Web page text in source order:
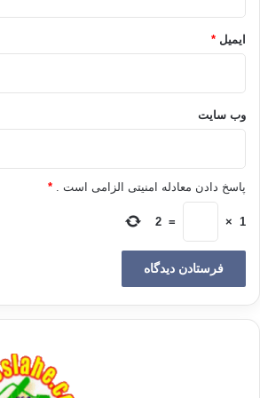
معيار عيني، در دنياي مردم، حاضر و زنده اند!».
اين در باره زنده بودن شهيد در دنياي مردم… و اما
صحيح از پيامبر خدا (ص) استناد مي كنيم:
«أَرواحُهُم في جَوْفِ طَيْرٍ خُضْرٍ، لَها قَناديلُ مُعَلَّقَةٌ
شاءَتْ، ثُمَُّ تَأْوي إلي تِلْكَ الْقناديلِ. فَاطَّلَعَ الَيْهِمْ
شَيْئاً؟ قالوا: أَيَّ شَيْ ءٍ نَشْتَهي وَ نَحْنُ نَسْرَحُ مِنَ
أَرواحَنا في أَجسادِنا حَتّي نُقْتَلَ في سَبيلِكَ مَرَّةً
«ارواح شهدا در سينه پرندگان سبز رنگي قرار
ایمیل *
وب‌ سایت
پاسخ دادن معادله امنیتی الزامی است . *
1
×
=
2